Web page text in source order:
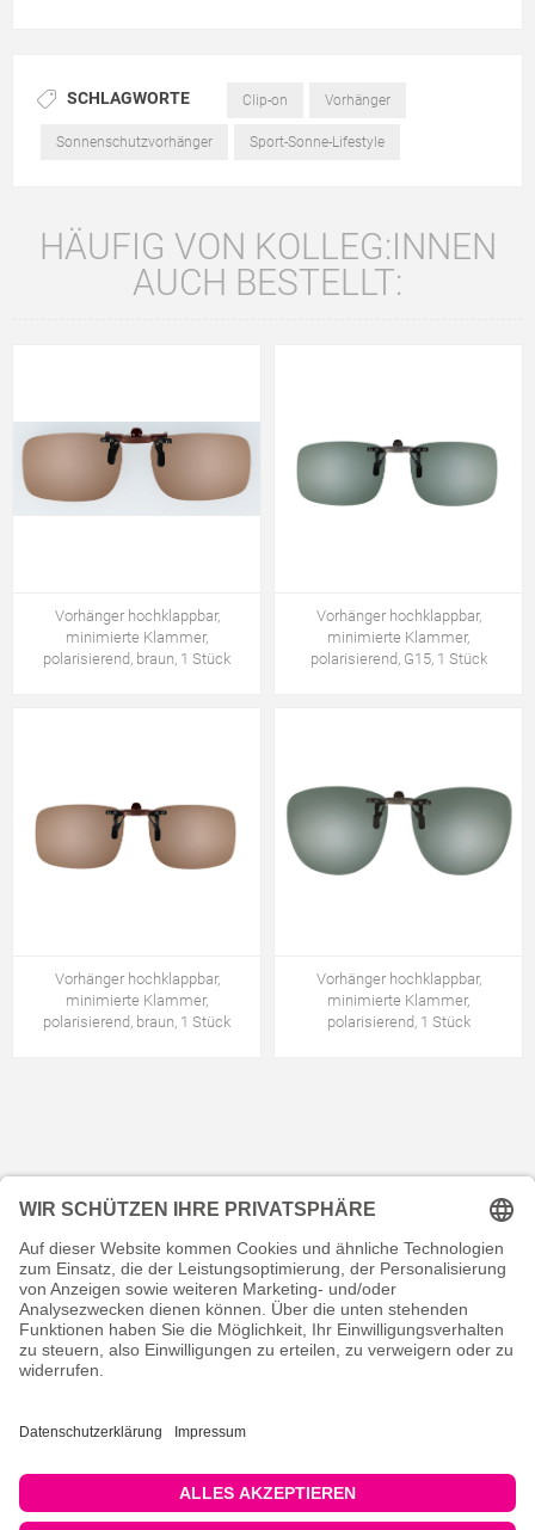
SCHLAGWORTE Clip-on Vorhänger
Sonnenschutzvorhänger Sport-Sonne-Lifestyle
HÄUFIG VON KOLLEG:INNEN
AUCH BESTELLT:
Vorhänger hochklappbar,
minimierte Klammer,
polarisierend, braun, 1 Stück
Vorhänger hochklappbar,
minimierte Klammer,
polarisierend, G15, 1 Stück
Vorhänger hochklappbar,
minimierte Klammer,
polarisierend, braun, 1 Stück
Vorhänger hochklappbar,
minimierte Klammer,
polarisierend, 1 Stück
KONTAKT
RECHTLICHES
INFORMATIVES
MEIN KONTO